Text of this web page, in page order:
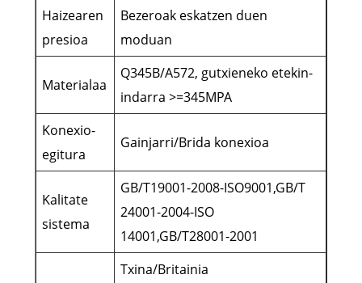
Haizearen
presioa
Bezeroak eskatzen duen
moduan
Materialaa
Q345B/A572, gutxieneko etekin-
indarra >=345MPA
Konexio-
egitura
Gainjarri/Brida konexioa
Kalitate
sistema
GB/T19001-2008-ISO9001,GB/T
24001-2004-ISO
14001,GB/T28001-2001
Txina/Britainia